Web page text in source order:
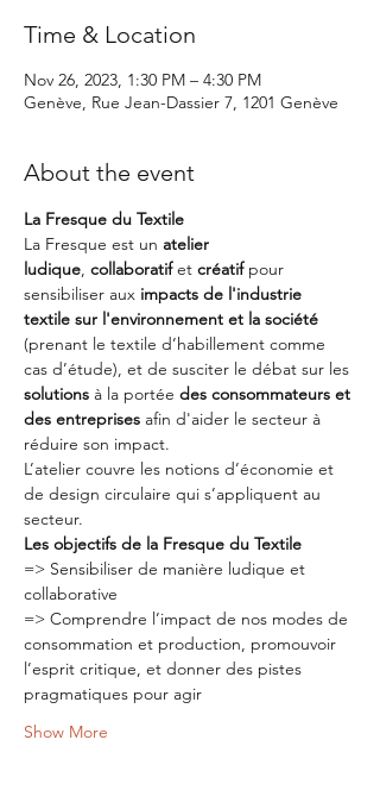
Time & Location
Nov 26, 2023, 1:30 PM – 4:30 PM
Genève, Rue Jean-Dassier 7, 1201 Genève
About the event
La Fresque du Textile
La Fresque est un atelier
ludique, collaboratif et créatif pour
sensibiliser aux impacts de l'industrie
textile sur l'environnement et la société
(prenant le textile d’habillement comme
cas d’étude), et de susciter le débat sur les
solutions à la portée des consommateurs et
des entreprises afin d'aider le secteur à
réduire son impact.
L’atelier couvre les notions d’économie et
de design circulaire qui s’appliquent au
secteur.
Les objectifs de la Fresque du Textile
=> Sensibiliser de manière ludique et
collaborative
=> Comprendre l’impact de nos modes de
consommation et production, promouvoir
l’esprit critique, et donner des pistes
pragmatiques pour agir
Show More